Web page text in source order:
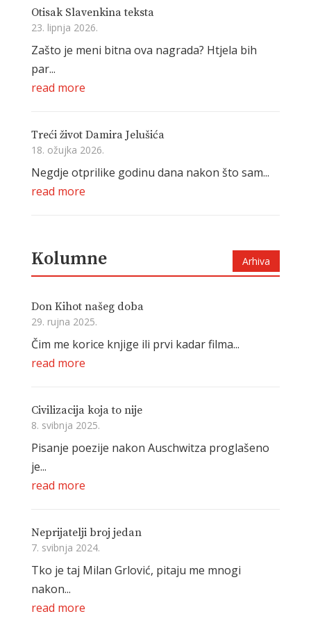
Otisak Slavenkina teksta
23. lipnja 2026.
Zašto je meni bitna ova nagrada? Htjela bih
par...
read more
Treći život Damira Jelušića
18. ožujka 2026.
Negdje otprilike godinu dana nakon što sam...
read more
Kolumne Arhiva
Don Kihot našeg doba
29. rujna 2025.
Čim me korice knjige ili prvi kadar filma...
read more
Civilizacija koja to nije
8. svibnja 2025.
Pisanje poezije nakon Auschwitza proglašeno
je...
read more
Neprijatelji broj jedan
7. svibnja 2024.
Tko je taj Milan Grlović, pitaju me mnogi
nakon...
read more